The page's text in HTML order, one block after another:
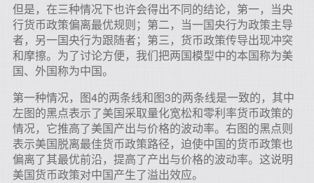
但是，在三种情况下也许会得出不同的结论，第一，当央
行货币政策偏离最优规则；第二，当一国央行为政策主导
者，另一国央行为跟随者；第三，货币政策传导出现冲突
和摩擦。为了讨论方便，我们把两国模型中的本国称为美
国、外国称为中国。
第一种情况，图4的两条线和图3的两条线是一致的，其中
左图的黑点表示了美国采取量化宽松和零利率货币政策的
情况，它推高了美国产出与价格的波动率。右图的黑点则
表示美国脱离最佳货币政策路径，迫使中国的货币政策也
偏离了其最优前沿，提高了产出与价格的波动率。这说明
美国货币政策对中国产生了溢出效应。